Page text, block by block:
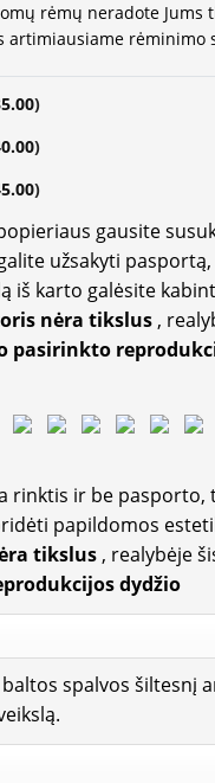
rėmų neradote Jums
artimiausiame rėminimo
)
)
)
gausite
užsakyti
iš karto galėsite
nėra tikslus ,
pasirinkto
rinktis ir be
papildomos
tikslus , realybėje
dydžio
spalvos šiltesnį